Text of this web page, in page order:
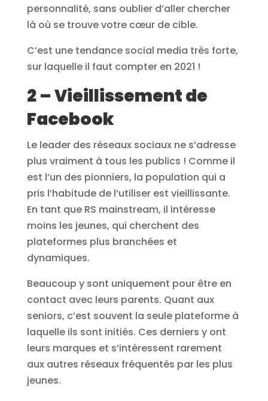
personnalité, sans oublier d’aller chercher
là où se trouve votre cœur de cible.
C’est une tendance social media très forte,
sur laquelle il faut compter en 2021 !
2 – Vieillissement de
Facebook
Le leader des réseaux sociaux ne s’adresse
plus vraiment à tous les publics ! Comme il
est l’un des pionniers, la population qui a
pris l’habitude de l’utiliser est vieillissante.
En tant que RS mainstream, il intéresse
moins les jeunes, qui cherchent des
plateformes plus branchées et
dynamiques.
Beaucoup y sont uniquement pour être en
contact avec leurs parents. Quant aux
seniors, c’est souvent la seule plateforme à
laquelle ils sont initiés. Ces derniers y ont
leurs marques et s’intéressent rarement
aux autres réseaux fréquentés par les plus
jeunes.